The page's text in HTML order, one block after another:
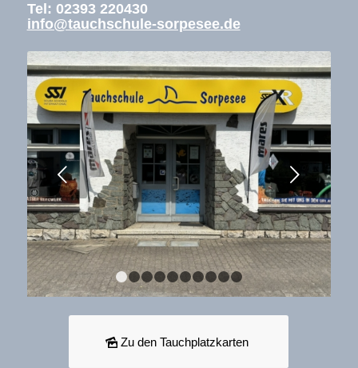
Tel: 02393 220430
info@tauchschule-sorpesee.de
Weiter
1 2 3 4 7 8 9 10
Zu den Tauchplatzkarten